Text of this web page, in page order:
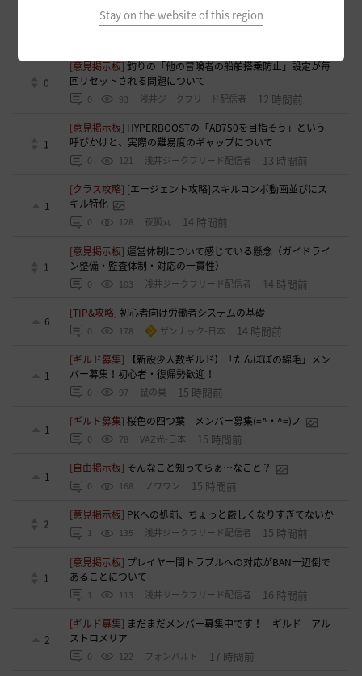
Stay on the website of this region
多数所属・スキル目当て◎）
0
[意見掲示板]釣りの「他の冒険者の船舶搭乗防止」設定が毎
回リセットされる問題について
0 93 浅井ジークフリード配信者 12 時間前
1
[意見掲示板] HYPERBOOSTの「AD750を目指そう」という
呼びかけと、実際の難易度のギャップについて
0 121 浅井ジークフリード配信者 13 時間前
1
[クラス攻略] [エージェント攻略]スキルコンボ動画並びにス
キル特化
0 128 夜狐丸 14 時間前
1
[意見掲示板]運営体制について感じている懸念（ガイドライ
ン整備・監査体制・対応の一貫性）
0 103 浅井ジークフリード配信者 14 時間前
6
[TIP&攻略]初心者向け労働者システムの基礎
0 178 ザンナック-日本 14 時間前
1
[ギルド募集]
【新設少人数ギルド】「たんぽぽの綿毛」メン
バー募集！初心者・復帰勢歓迎！
0 97 鼠の巣 15 時間前
1
[ギルド募集]桜色の四つ葉 メンバー募集(=^・^=)ノ
0 78 VAZ光-日本 15 時間前
1
[自由掲示板] そんなこと知ってらぁ…なこと？
0 168 ノウワン 15 時間前
2
[意見掲示板] PKへの処罰、ちょっと厳しくなりすぎてないか
1 135 浅井ジークフリード配信者 15 時間前
1
[意見掲示板] プレイヤー間トラブルへの対応がBAN一辺倒で
あることについて
1 113 浅井ジークフリード配信者 16 時間前
2
[ギルド募集] まだまだメンバー募集中です！ ギルド アル
ストロメリア
0 122 フォンバルト 17 時間前